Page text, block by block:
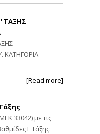
ΤΑΞΗΣ
ΚΑΤΗΓΟΡΙΑ
[Read more]
33042) με τις
Γ Τάξης: